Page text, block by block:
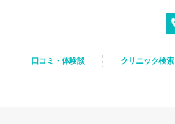
口コミ・体験談 クリニック検索